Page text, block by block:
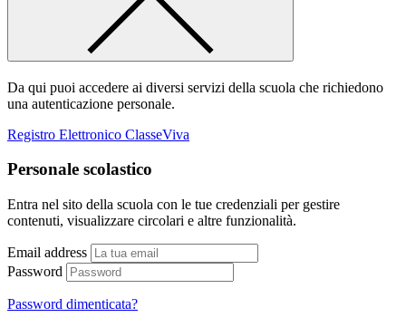
Da qui puoi accedere ai diversi servizi della scuola che richiedono
una autenticazione personale.
Registro Elettronico ClasseViva
Personale scolastico
Entra nel sito della scuola con le tue credenziali per gestire
contenuti, visualizzare circolari e altre funzionalità.
Email address
Password
Password dimenticata?